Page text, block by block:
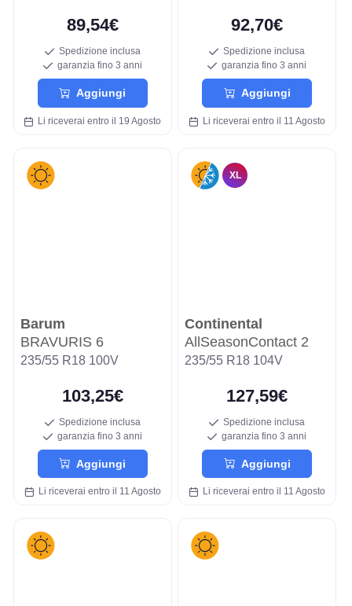
89,54€
Spedizione inclusa
garanzia fino 3 anni
Aggiungi
Li riceverai entro il 19 Agosto
92,70€
Spedizione inclusa
garanzia fino 3 anni
Aggiungi
Li riceverai entro il 11 Agosto
Barum
BRAVURIS 6
235/55 R18 100V
103,25€
Spedizione inclusa
garanzia fino 3 anni
Aggiungi
Li riceverai entro il 11 Agosto
XL
Continental
AllSeasonContact 2
235/55 R18 104V
127,59€
Spedizione inclusa
garanzia fino 3 anni
Aggiungi
Li riceverai entro il 11 Agosto